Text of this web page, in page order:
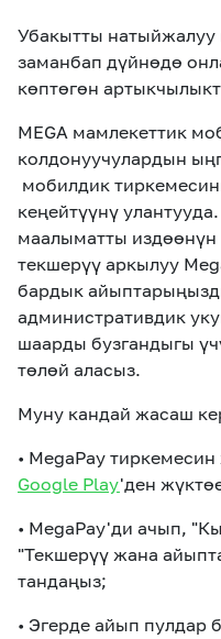
Чалуулар жана
SMS
Убакытты натыйжалуу
заманбап дүйнөдө
көптөгөн
MEGA мамлекеттик
колдонуучулардын
мобилдик
кеңейтүүнү
маалыматты
текшерүү аркылуу
бардык
административдик
шаарды бузгандыгы
төлөй аласыз.
Муну кандай жасаш
• MegaPay
Google Play'ден
• MegaPay'ди ачып,
"Текшерүү жана
тандаңыз;
• Эгерде айып пулдар